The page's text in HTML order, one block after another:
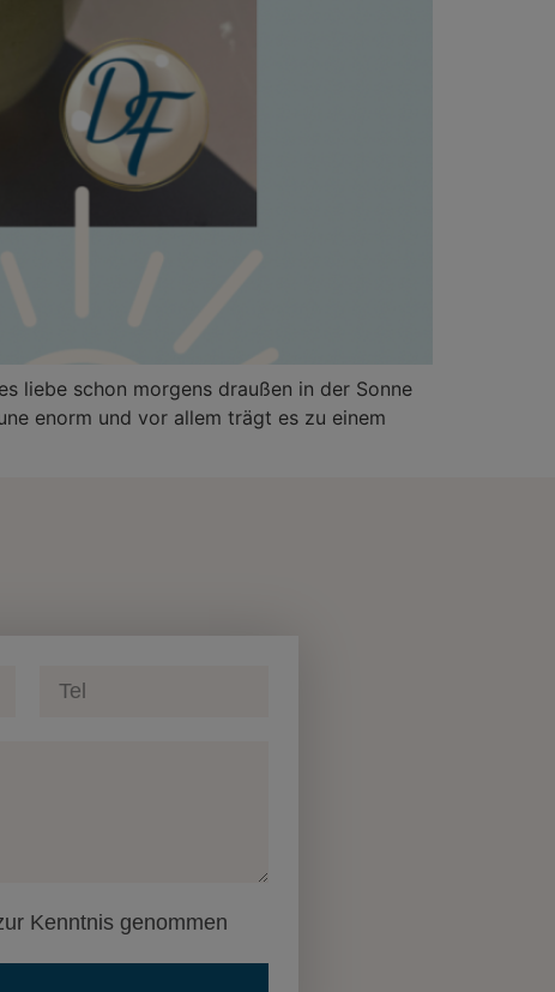
liebe schon morgens draußen in der Sonne
enorm und vor allem trägt es zu einem
Kenntnis genommen